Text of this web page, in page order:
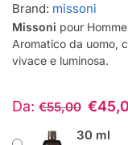
Brand: missoni
Missoni pour
Aromatico da uomo,
vivace e luminosa.
Da: €55,00 €
30 ml